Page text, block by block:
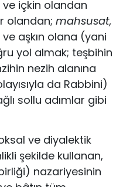
içkin olandan
olandan; mahsusat,
aşkın ola­na (yani
yol almak; teşbihin
nezih alanına
da Rabbini)
sollu adım­lar gibi
ve diyalektik
şekilde kullanan,
nazariyesinin